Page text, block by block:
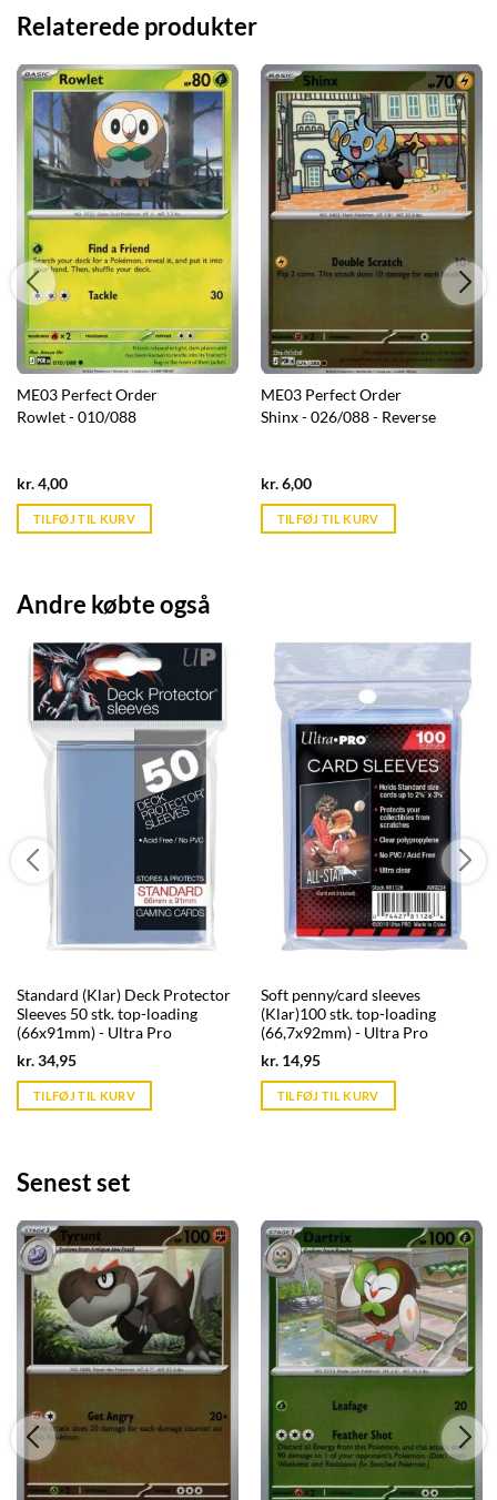
Relaterede produkter
ME03 Perfect Order
Rowlet - 010/088
kr.4,00Current
is:
kr. 39,95.
TILFØJ TIL KURV
ME03 Perfect Order
Shinx - 026/088 - Reverse
kr.6,00Current
is:
kr. 39,95.
TILFØJ TIL KURV
Andre købte også
Standard (Klar) Deck Protector
Sleeves 50 stk. top-loading
(66x91mm) - Ultra Pro
kr.34,95Current
is:
kr. 39,95.
TILFØJ TIL KURV
Soft penny/card sleeves
(Klar)100 stk. top-loading
(66,7x92mm) - Ultra Pro
kr.14,95Current
is:
kr. 39,95.
TILFØJ TIL KURV
Senest set